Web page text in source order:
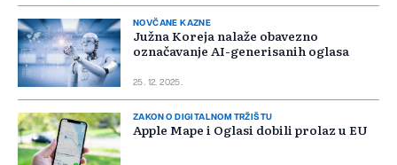
NOVČANE KAZNE
Južna Koreja nalaže obavezno
označavanje AI-generisanih oglasa
25. 12. 2025.
ZAKON O DIGITALNOM TRŽIŠTU
Apple Mape i Oglasi dobili prolaz u EU